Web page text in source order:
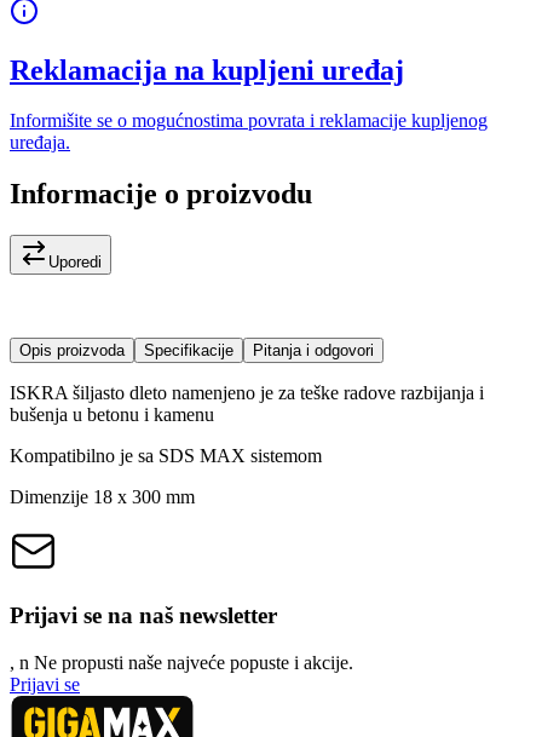
Reklamacija na kupljeni uređaj
Informišite se o mogućnostima povrata i reklamacije kupljenog
uređaja.
Informacije o proizvodu
Uporedi
Opis proizvoda Specifikacije Pitanja i odgovori
ISKRA šiljasto dleto namenjeno je za teške radove razbijanja i
bušenja u betonu i kamenu
Kompatibilno je sa SDS MAX sistemom
Dimenzije 18 x 300 mm
Prijavi se na naš newsletter
, n Ne propusti naše najveće popuste i akcije.
Prijavi se